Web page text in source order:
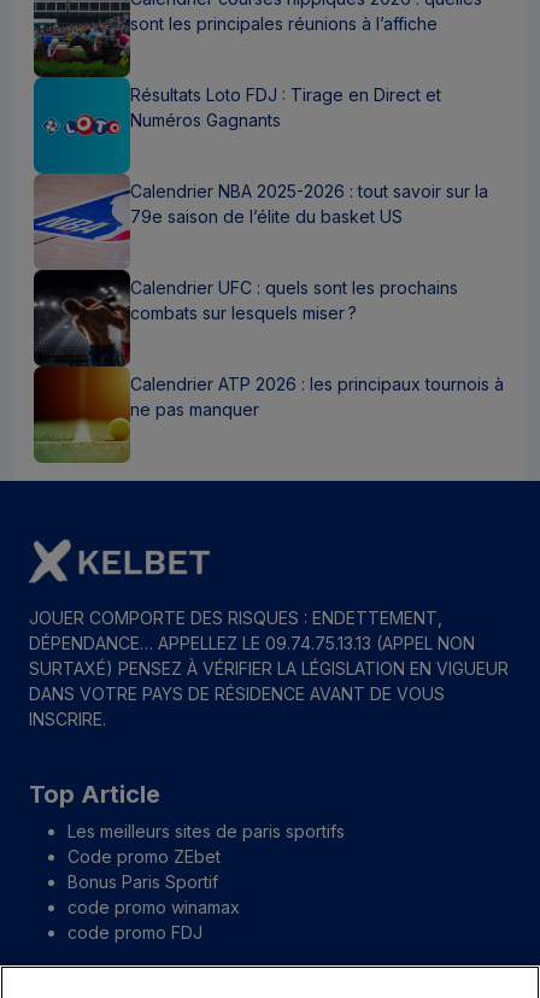
sont les principales réunions à l’affiche
Résultats Loto FDJ : Tirage en Direct et
Numéros Gagnants
Calendrier NBA 2025-2026 : tout savoir sur la
79e saison de l’élite du basket US
Calendrier UFC : quels sont les prochains
combats sur lesquels miser ?
Calendrier ATP 2026 : les principaux tournois à
ne pas manquer
JOUER COMPORTE DES RISQUES : ENDETTEMENT,
DÉPENDANCE… APPELLEZ LE 09.74.75.13.13 (APPEL NON
SURTAXÉ) PENSEZ À VÉRIFIER LA LÉGISLATION EN VIGUEUR
DANS VOTRE PAYS DE RÉSIDENCE AVANT DE VOUS
INSCRIRE.
Top Article
Les meilleurs sites de paris sportifs
Code promo ZEbet
Bonus Paris Sportif
code promo winamax
code promo FDJ